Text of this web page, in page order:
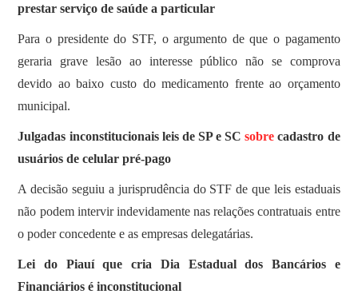
SOBRE
prestar serviço de saúde a particular
Para o presidente do STF, o argumento de que o pagamento
geraria grave lesão ao interesse público não se comprova
devido ao baixo custo do medicamento frente ao orçamento
municipal.
Julgadas inconstitucionais leis de SP e SCsobre cadastro de
usuários de celular pré-pago
A decisão seguiu a jurisprudência do STF de que leis estaduais
não podem intervir indevidamente nas relações contratuais entre
o poder concedente e as empresas delegatárias.
Lei do Piauí que cria Dia Estadual dos Bancários e
Financiários é inconstitucional